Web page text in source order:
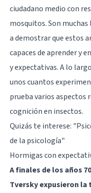
ciudadano medio con
mosquitos. Son
a demostrar que estos
capaces de aprender y
y expectativas. A lo
unos cuantos
prueba varios aspectos
cognición en insectos.
Quizás te interese:
de la psicología"
Hormigas con
A finales de los años
Tversky expusieron